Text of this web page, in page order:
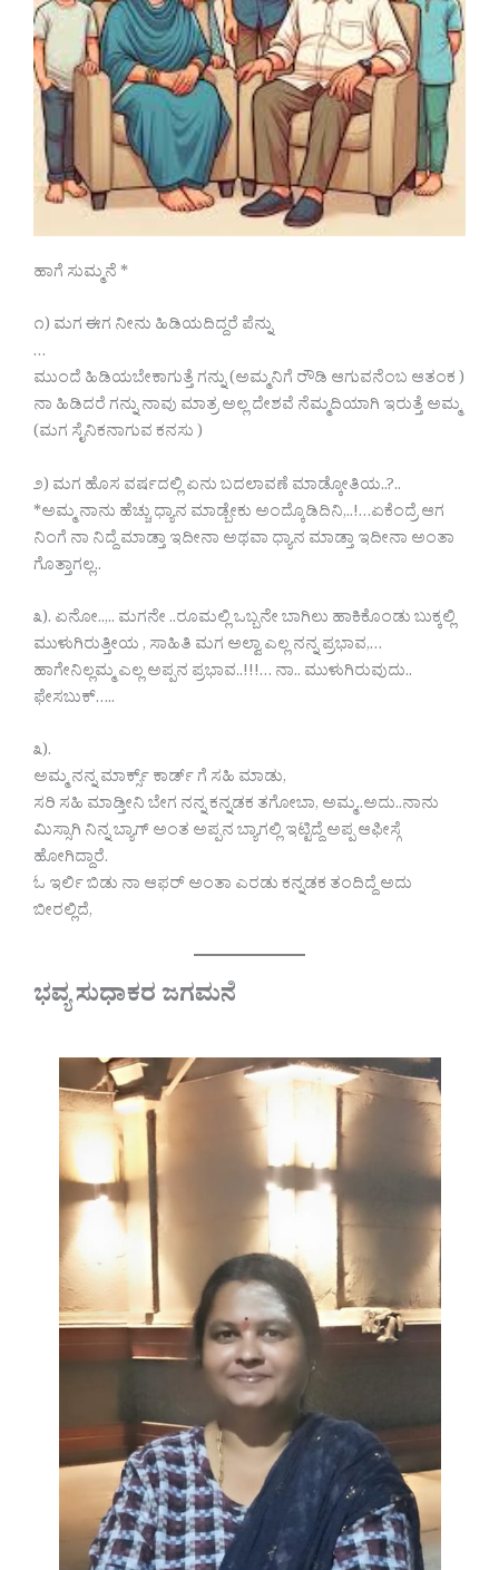
ಹಾಗೆ ಸುಮ್ಮನೆ *
೧) ಮಗ ಈಗ ನೀನು ಹಿಡಿಯದಿದ್ದರೆ ಪೆನ್ನು
…
ಮುಂದೆ ಹಿಡಿಯಬೇಕಾಗುತ್ತೆ ಗನ್ನು (ಅಮ್ಮನಿಗೆ ರೌಡಿ ಆಗುವನೆಂಬ ಆತಂಕ )
ನಾ ಹಿಡಿದರೆ ಗನ್ನು ನಾವು ಮಾತ್ರ ಅಲ್ಲ ದೇಶವೆ ನೆಮ್ಮದಿಯಾಗಿ ಇರುತ್ತೆ ಅಮ್ಮ
(ಮಗ ಸೈನಿಕನಾಗುವ ಕನಸು )
೨) ಮಗ ಹೊಸ ವರ್ಷದಲ್ಲಿ ಏನು ಬದಲಾವಣೆ ಮಾಡ್ಕೋತಿಯ..?..
*ಅಮ್ಮ ನಾನು ಹೆಚ್ಚು ಧ್ಯಾನ ಮಾಡ್ಬೇಕು ಅಂದ್ಕೊಡಿದಿನಿ,..!…ಏಕೆಂದ್ರೆ ಆಗ
ನಿಂಗೆ ನಾ ನಿದ್ದೆ ಮಾಡ್ತಾ ಇದೀನಾ ಅಥವಾ ಧ್ಯಾನ ಮಾಡ್ತಾ ಇದೀನಾ ಅಂತಾ
ಗೊತ್ತಾಗಲ್ಲ..
೩). ಏನೋ..,.. ಮಗನೇ ..ರೂಮಲ್ಲಿ ಒಬ್ಬನೇ ಬಾಗಿಲು ಹಾಕಿಕೊಂಡು ಬುಕ್ಕಲ್ಲಿ
ಮುಳುಗಿರುತ್ತೀಯ , ಸಾಹಿತಿ ಮಗ ಅಲ್ವಾ ಎಲ್ಲ ನನ್ನ ಪ್ರಭಾವ,…
ಹಾಗೇನಿಲ್ಲಮ್ಮ ಎಲ್ಲ ಅಪ್ಪನ ಪ್ರಭಾವ..!!!… ನಾ.. ಮುಳುಗಿರುವುದು..
ಫೇಸಬುಕ್…..
೩).
ಅಮ್ಮ ನನ್ನ ಮಾರ್ಕ್ಸ್ ಕಾರ್ಡ್ ಗೆ ಸಹಿ ಮಾಡು,
ಸರಿ ಸಹಿ ಮಾಡ್ತೀನಿ ಬೇಗ ನನ್ನ ಕನ್ನಡಕ ತಗೋಬಾ, ಅಮ್ಮ..ಅದು..ನಾನು
ಮಿಸ್ಸಾಗಿ ನಿನ್ನ ಬ್ಯಾಗ್ ಅಂತ ಅಪ್ಪನ ಬ್ಯಾಗಲ್ಲಿ ಇಟ್ಟಿದ್ದೆ ಅಪ್ಪ ಆಫೀಸ್ಗೆ
ಹೋಗಿದ್ದಾರೆ.
ಓ ಇರ್ಲಿ ಬಿಡು ನಾ ಆಫರ್ ಅಂತಾ ಎರಡು ಕನ್ನಡಕ ತಂದಿದ್ದೆ ಅದು
ಬೀರಲ್ಲಿದೆ,
ಭವ್ಯ ಸುಧಾಕರ ಜಗಮನೆ